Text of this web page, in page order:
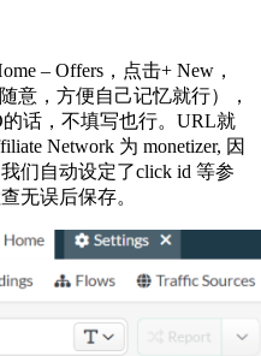
– Offers，点击+ New，
意，方便自己记忆就行），
话，不填写也行。URL就
Network 为 monetizer, 因
们自动设定了click id 等参
无误后保存。